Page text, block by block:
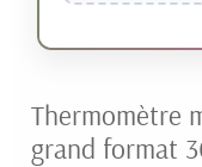
Thermomètre
grand format